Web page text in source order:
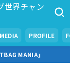
世界チャン
MEDIA PROFILE
MANIA」